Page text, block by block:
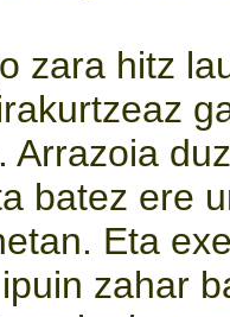
zara hitz
Arrazoia
batez ere
Eta
zahar